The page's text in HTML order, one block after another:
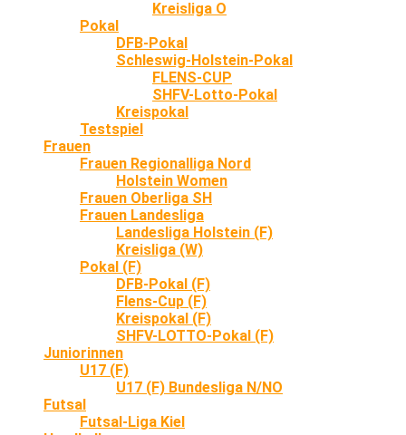
Kreisliga O
Pokal
DFB-Pokal
Schleswig-Holstein-Pokal
FLENS-CUP
SHFV-Lotto-Pokal
Kreispokal
Testspiel
Frauen
Frauen Regionalliga Nord
Holstein Women
Frauen Oberliga SH
Frauen Landesliga
Landesliga Holstein (F)
Kreisliga (W)
Pokal (F)
DFB-Pokal (F)
Flens-Cup (F)
Kreispokal (F)
SHFV-LOTTO-Pokal (F)
Juniorinnen
U17 (F)
U17 (F) Bundesliga N/NO
Futsal
Futsal-Liga Kiel